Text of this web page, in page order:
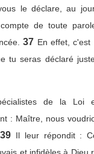
le déclare, au
de toute
37 En effet,
tu seras déclaré
de la Loi
: Maître, nous
39 Il leur répondit :